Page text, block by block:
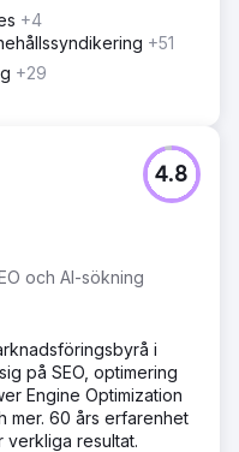
+4
+51
+29
och AI-sökning
4.8
i
på SEO, optimering
Engine Optimization
mer. 60 års erfarenhet
verkliga resultat.